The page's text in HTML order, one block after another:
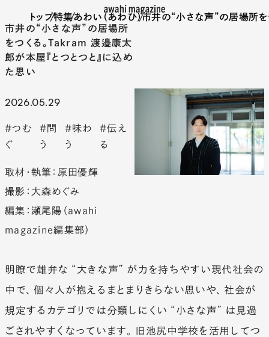
トップ/特集/あわい（あわひ）/市井の“小さな声”の居場所を
市井の“小さな声”の居場所
をつくる。Takram 渡邉康太
郎が本屋『とつとつと』に込め
た思い
2026.05.29
#つむ
ぐ
#問
う
#味わ
う
#伝え
る
取材・執筆：原田優輝
撮影：大森めぐみ
編集：瀬尾陽（awahi
magazine編集部）
明瞭で雄弁な“大きな声”が力を持ちやすい現代社会の
中で、個々人が抱えるまとまりきらない思いや、社会が
規定するカテゴリでは分類しにくい“小さな声”は見過
ごされやすくなっています。旧池尻中学校を活用してつ